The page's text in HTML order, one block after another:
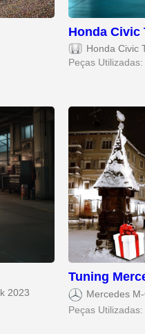
Honda Civic
Honda Civic
Peças Utilizadas:
2023
Tuning
Mercedes
Peças Utilizadas: